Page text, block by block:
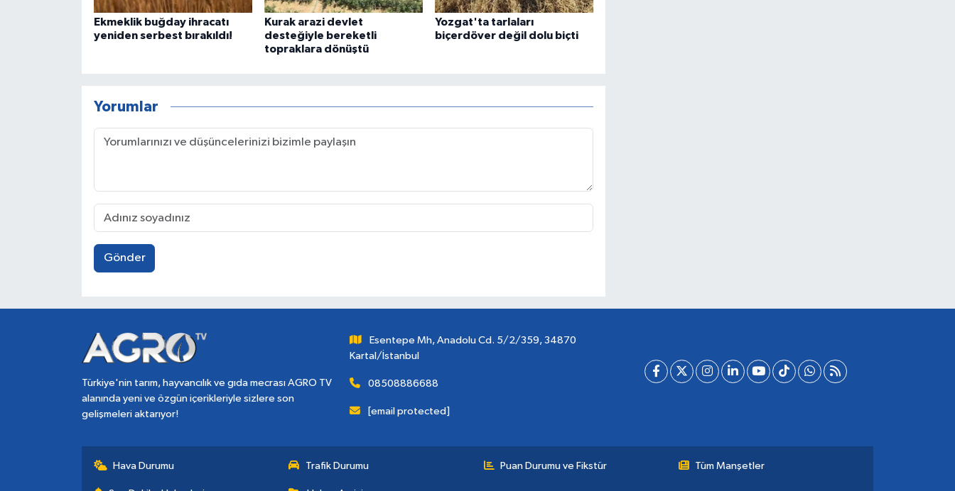
Ekmeklik buğday ihracatı
yeniden serbest bırakıldı!
Kurak arazi devlet
desteğiyle bereketli
topraklara dönüştü
Yozgat'ta tarlaları
biçerdöver değil dolu biçti
Yorumlar
Gönder
Türkiye'nin tarım, hayvancılık ve gıda mecrası AGRO TV
alanında yeni ve özgün içerikleriyle sizlere son
gelişmeleri aktarıyor!
Esentepe Mh, Anadolu Cd. 5/2/359, 34870
Kartal/İstanbul
08508886688
[email protected]
Hava Durumu Trafik Durumu Puan Durumu ve Fikstür Tüm Manşetler